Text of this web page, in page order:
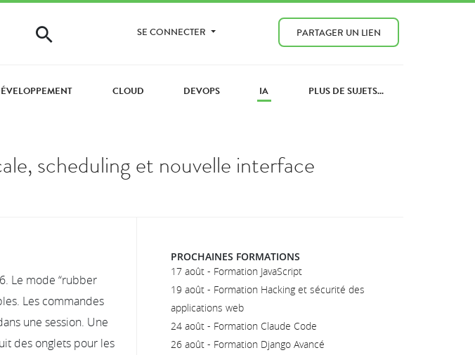
SE CONNECTER PARTAGER UN LIEN
CLOUD DEVOPS IA PLUS DE SUJETS...
scheduling et nouvelle interface
Le mode “rubber
Les commandes
une session. Une
des onglets pour les
PROCHAINES FORMATIONS
17 août - Formation JavaScript
19 août - Formation Hacking et sécurité des
applications web
24 août - Formation Claude Code
26 août - Formation Django Avancé